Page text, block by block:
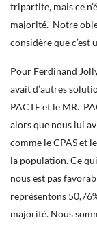
tripartite, mais ce
majorité. Notre
considère que c’est
Pour Ferdinand
avait d’autres
PACTE et le MR.
alors que nous lui
comme le CPAS et
la population. Ce
nous est pas
représentons
majorité. Nous